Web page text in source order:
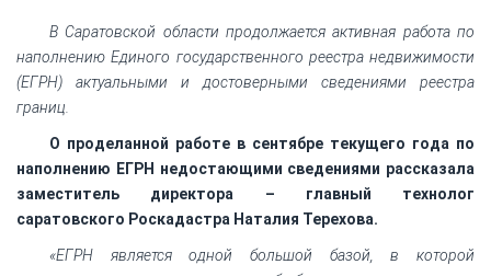
В Саратовской области продолжается активная работа по
наполнению Единого государственного реестра недвижимости
(ЕГРН) актуальными и достоверными сведениями реестра
границ.
О проделанной работе в сентябре текущего года по
наполнению ЕГРН недостающими сведениями рассказала
заместитель директора – главный технолог
саратовского Роскадастра Наталия Терехова.
«ЕГРН является одной большой базой, в которой